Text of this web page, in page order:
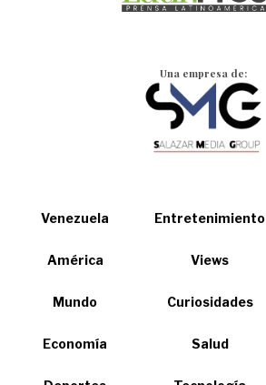
Una empresa de:
Venezuela
América
Mundo
Economía
Entretenimiento
Views
Curiosidades
Salud